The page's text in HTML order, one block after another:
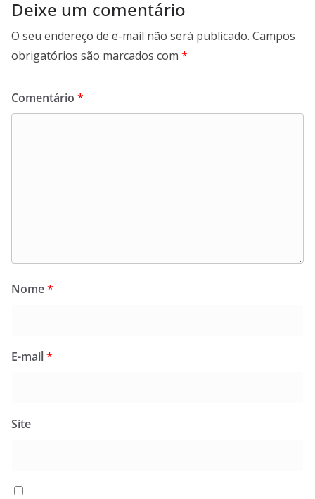
Deixe um comentário
O seu endereço de e-mail não será publicado. Campos
obrigatórios são marcados com *
Comentário *
Nome*
E-mail*
Site